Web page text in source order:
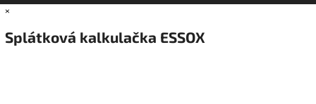
×
Splátková kalkulačka ESSOX